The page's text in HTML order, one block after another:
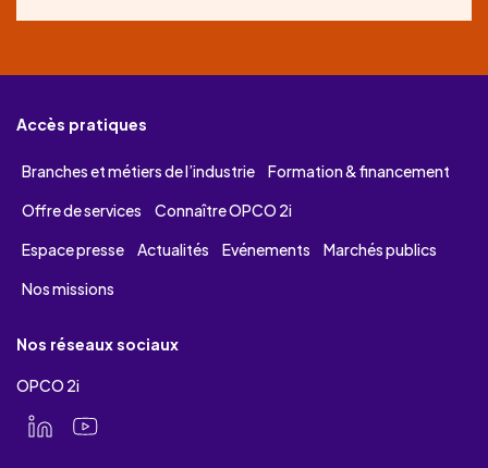
Accès pratiques
Branches et métiers de l’industrie
Formation & financement
Offre de services
Connaître OPCO 2i
Espace presse
Actualités Evénements
Marchés publics
Nos missions
Nos réseaux sociaux
OPCO 2i